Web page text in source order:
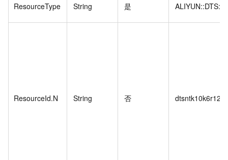
ResourceType String 是
ResourceId.N String 否